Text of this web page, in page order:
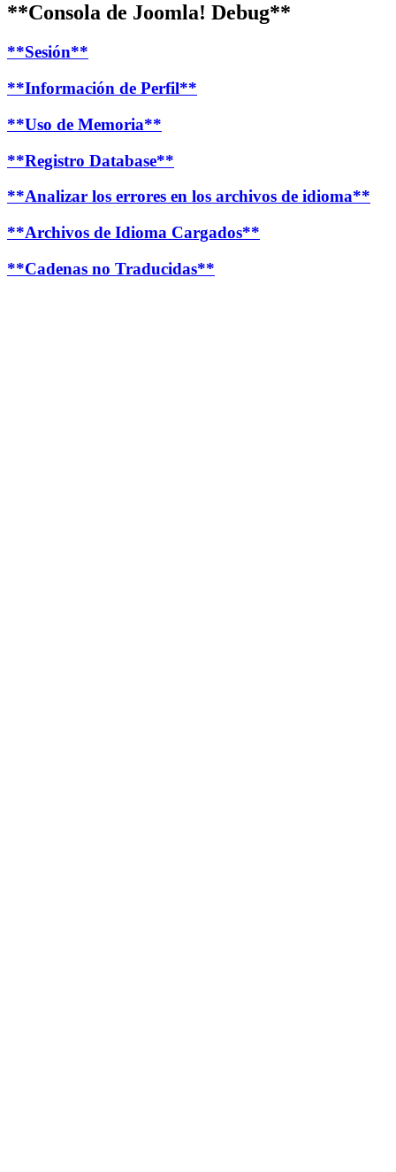
**Consola de Joomla! Debug**
**Sesión**
**Información de Perfil**
**Uso de Memoria**
**Registro Database**
**Analizar los errores en los archivos de idioma**
**Archivos de Idioma Cargados**
**Cadenas no Traducidas**